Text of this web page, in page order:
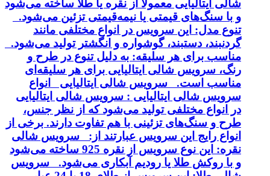
شالی ایتالیایی معمولاً از نقره یا طلا ساخته می‌شود
و با سنگ‌های قیمتی یا نیمه‌قیمتی تزئین می‌شود.
تنوع مدل: این سرویس در انواع مختلفی مانند
گردنبند، دستبند، گوشواره و انگشتر تولید می‌شود.
مناسب برای هر سلیقه: به دلیل تنوع در طرح و
رنگ، سرویس شالی ایتالیایی برای هر سلیقه‌ای
مناسب است. سرویس شالی ایتالیایی انواع
سرویس شالی ایتالیایی : سرویس شالی ایتالیایی
در انواع مختلفی تولید می‌شود که از نظر جنس،
طرح و سنگ‌های تزئینی با هم تفاوت دارند. برخی از
انواع رایج این سرویس عبارتند از: سرویس شالی
نقره: این نوع سرویس از نقره 925 ساخته می‌شود
و با روکش طلا یا رودیم آبکاری می‌شود. سرویس